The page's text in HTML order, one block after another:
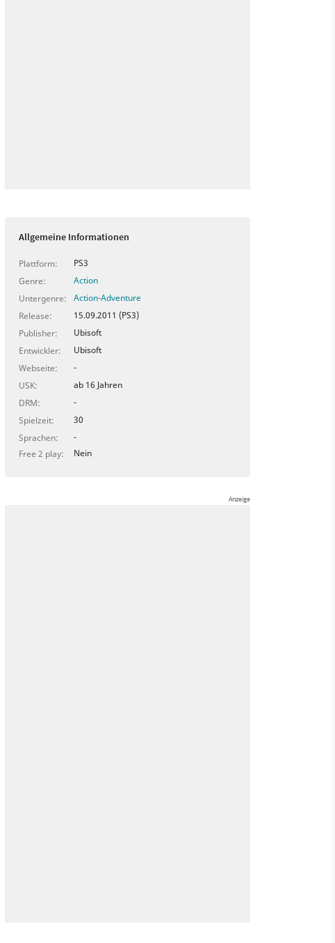
Allgemeine Informationen
Plattform:
PS3
Genre:
Action
Untergenre:
Action-Adventure
Release:
15.09.2011 (PS3)
Publisher:
Ubisoft
Entwickler:
Ubisoft
Webseite:
-
USK:
ab 16 Jahren
DRM:
-
Spielzeit:
30
Sprachen:
-
Free 2 play:
Nein